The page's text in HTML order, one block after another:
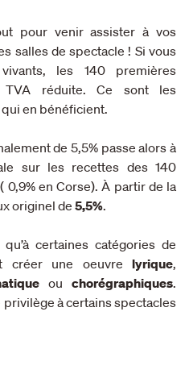
pour venir assister à vos
salles de spectacle ! Si vous
les 140 premières
TVA réduite. Ce sont les
en bénéficient.
de 5,5% passe alors à
sur les recettes des 140
en Corse). À partir de la
originel de 5,5%.
certaines catégories de
créer une oeuvre lyrique,
ou chorégraphiques.
privilège à certains spectacles